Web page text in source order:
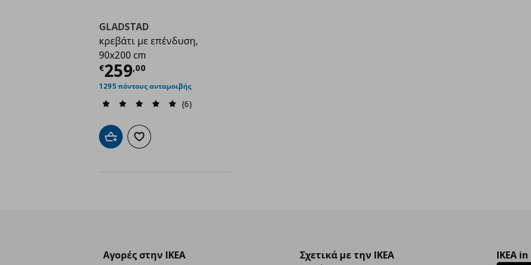
GLADSTAD
κρεβάτι με επένδυση,
90x200 cm
€259,00
Τρέχουσα τιμή
1295 πόντους ανταμοιβής
(6)
Προσθήκη στο καλάθι
Προσθήκη στα αγαπημένα
Αγορές στην IKEA Σχετικά με την IKEA IKEA